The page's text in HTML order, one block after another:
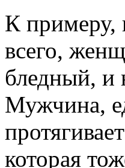
К примеру,
всего,
бледный, и
Мужчина,
которая